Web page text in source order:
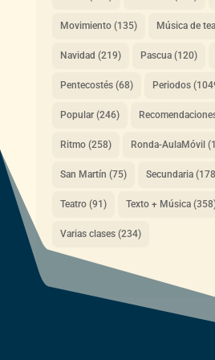
Movimiento(135) Música de
Navidad (219) Pascua(120)
Pentecostés(68) Periodos
Popular(246)
Ritmo(258) Ronda-AulaMóvil
San Martín (75) Secundaria
Teatro(91) Texto + Música
Varias clases(234)